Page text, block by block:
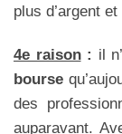
plus d’argent
4e raison: il
bourse
des
auparavant.